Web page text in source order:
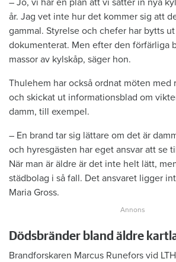
år. Jag vet inte hur det kommer sig att
gammal. Styrelse och chefer har bytts
dokumenterat. Men efter den förfärliga
massor av kylskåp, säger hon.
Thulehem har också ordnat möten med
och skickat ut informationsblad om
damm, till exempel.
– En brand tar sig lättare om det är
och hyresgästen har eget ansvar att se
När man är äldre är det inte helt lätt,
städbolag i så fall. Det ansvaret ligger
Maria Gross.
Dödsbränder bland äldre
Brandforskaren Marcus Runefors vid